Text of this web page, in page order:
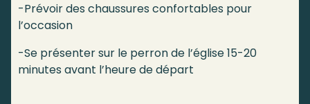
-Prévoir des chaussures confortables pour
l’occasion
-Se présenter sur le perron de l’église 15-20
minutes avant l’heure de départ